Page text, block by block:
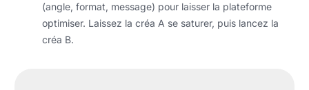
(angle, format, message) pour laisser la plateforme
optimiser. Laissez la créa A se saturer, puis lancez la
créa B.